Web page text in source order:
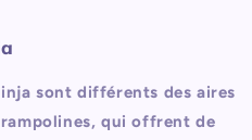
sont différents des aires
qui offrent de